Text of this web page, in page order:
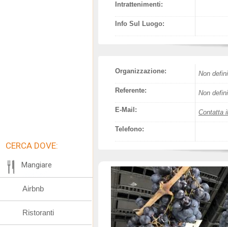
Intrattenimenti:
Info Sul Luogo:
Organizzazione: Non
Referente: Non
E-Mail: Contatta
Telefono:
CERCA DOVE:
Mangiare
Airbnb
Ristoranti